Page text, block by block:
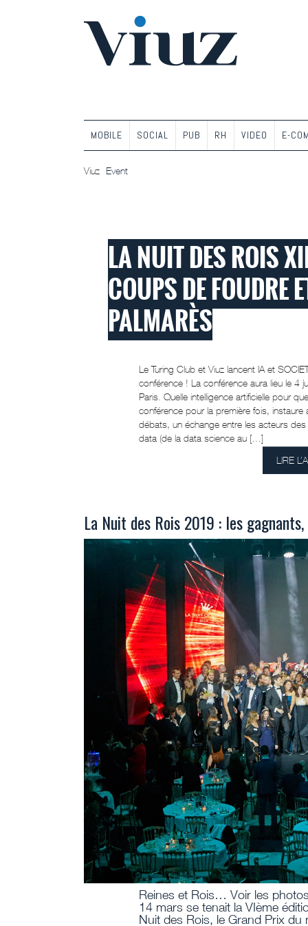
MOBILE SOCIAL PUB RH VIDEO E-
Viuz Event
LA NUIT DES ROIS
COUPS DE FOUDRE
PALMARÈS
Le Turing Club et Viuz lancent IA et
conférence ! La conférence aura lieu le 4
Paris. Quelle intelligence artificielle pour
conférence pour la première fois, instaure
débats, un échange entre les acteurs
data (de la data science au […]
LIRE
La Nuit des Rois 2019 : les
Reines et Rois… Voir les
14 mars se tenait la VIème
Nuit des Rois, le Grand Prix du